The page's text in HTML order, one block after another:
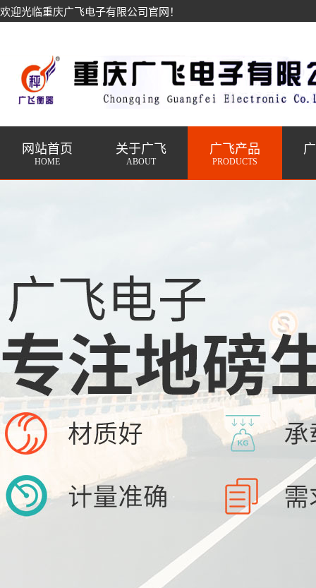
欢迎光临重庆广飞电子有限公司官网！
网站首页
HOME
关于广飞
ABOUT
广飞产品
PRODUCTS